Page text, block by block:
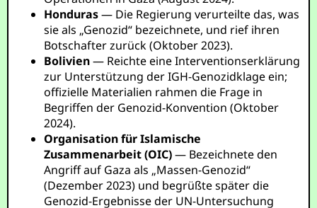
Honduras— Die Regierung verurteilte das, was
sie als „Genozid“ bezeichnete, und rief ihren
Botschafter zurück (Oktober 2023).
Bolivien— Reichte eine Interventionserklärung
zur Unterstützung der IGH-Genozidklage ein;
offizielle Materialien rahmen die Frage in
Begriffen der Genozid-Konvention (Oktober
2024).
Organisation für Islamische
Zusammenarbeit (OIC)— Bezeichnete den
Angriff auf Gaza als „Massen-Genozid“
(Dezember 2023) und begrüßte später die
Genozid-Ergebnisse der UN-Untersuchung